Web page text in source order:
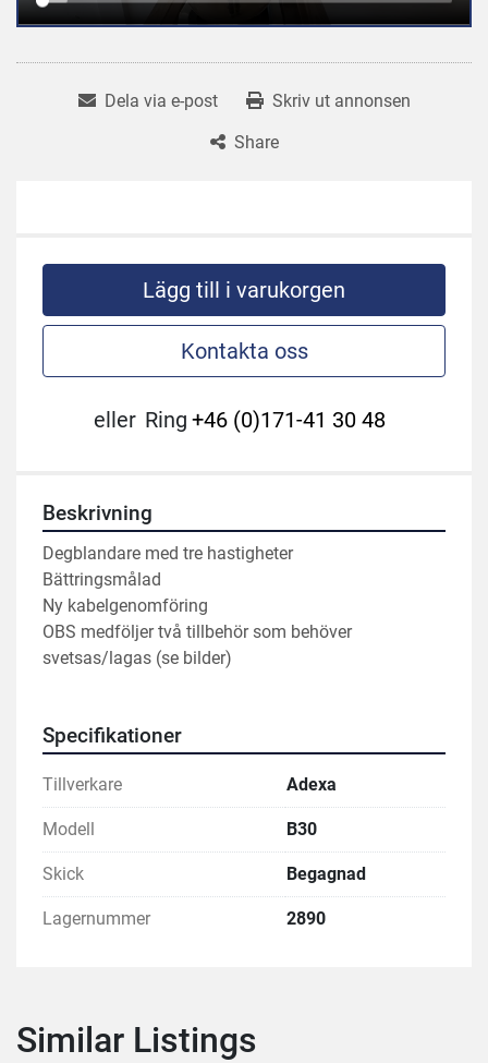
Dela via e-post
Skriv ut annonsen
Share
Lägg till i varukorgen
Kontakta oss
eller Ring +46 (0)171-41 30 48
Beskrivning
Degblandare med tre hastigheter
Bättringsmålad
Ny kabelgenomföring
OBS medföljer två tillbehör som behöver
svetsas/lagas (se bilder)
Specifikationer
Tillverkare Adexa
Modell B30
Skick Begagnad
Lagernummer 2890
Similar Listings